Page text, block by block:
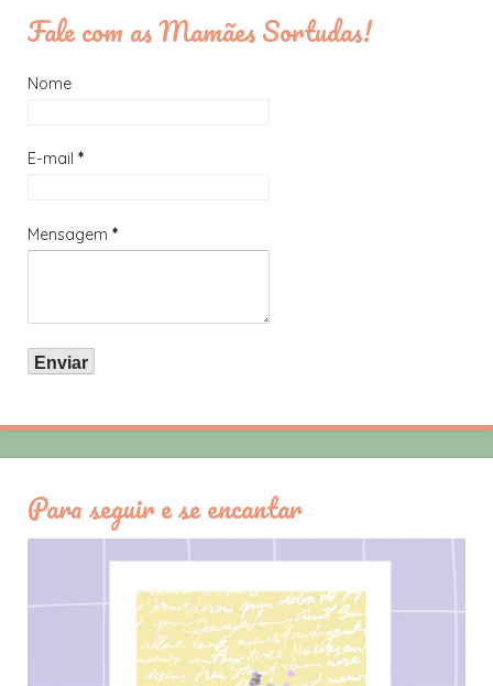
Fale com as Mamães Sortudas!
Nome
E-mail *
Mensagem *
Para seguir e se encantar